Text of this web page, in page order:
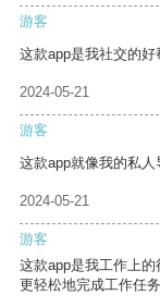
游客
这款app是我社交的好
2024-05-21
游客
这款app就像我的私人
2024-05-21
游客
这款app是我工作上
更轻松地完成工作任务